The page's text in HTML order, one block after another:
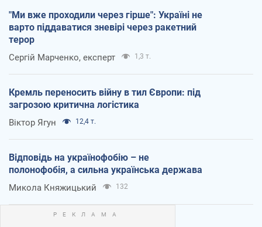
"Ми вже проходили через гірше": Україні не
варто піддаватися зневірі через ракетний
терор
Сергій Марченко, експерт 1,3 т.
Кремль переносить війну в тил Європи: під
загрозою критична логістика
Віктор Ягун 12,4 т.
Відповідь на українофобію – не
полонофобія, а сильна українська держава
Микола Княжицький 132